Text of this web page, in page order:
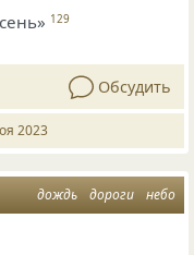
129
Обсудить
2023
дождь дороги небо